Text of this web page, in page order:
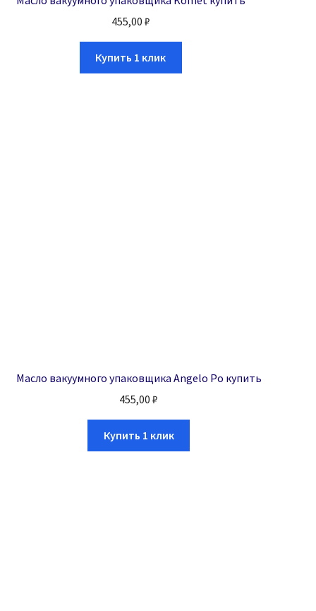
455,00 ₽
Купить 1 клик
Масло вакуумного упаковщика Angelo Po купить
455,00₽
Купить 1 клик